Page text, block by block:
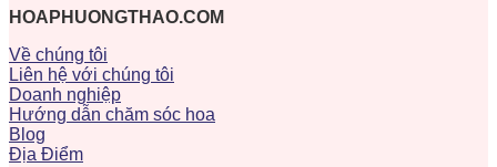
HOAPHUONGTHAO.COM
Về chúng tôi
Liên hệ với chúng tôi
Doanh nghiệp
Hướng dẫn chăm sóc hoa
Blog
Địa Điểm